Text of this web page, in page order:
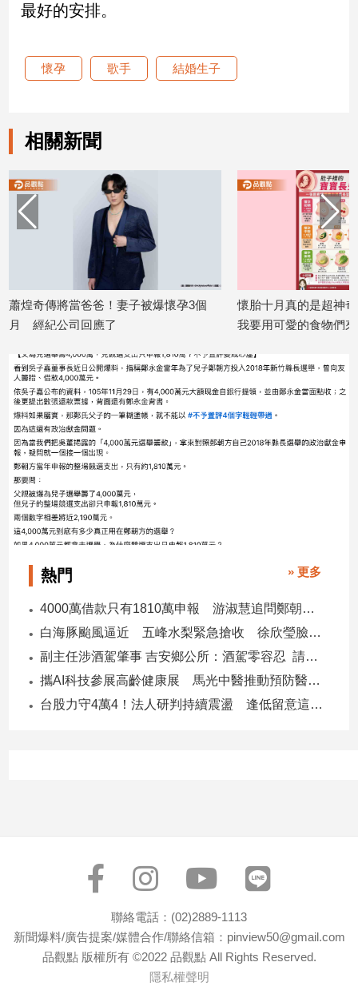
娛
聞
流
尚
建
築/
室
設
計
旅
遊/
美
食
星
座/
命
理
費
康/
感
最好的安排。
懷孕 歌手 結婚生子
相關新聞
子被爆懷孕3個
懷胎十月真的是超神奇的人生經歷 今天
我要用可愛的食物們來比喻「肚子裡的
2026/07/14
台
女
熱門 » 更多
4000萬借款只有1810萬申報 游淑慧追問鄭朝方：2190萬差額去哪了
白海豚颱風逼近 五峰水梨緊急搶收 徐欣瑩臉書急呼「搶救五峰水梨」
副主任涉酒駕肇事 吉安鄉公所：酒駕零容忍 請辭獲准
攜AI科技參展高齡健康展 馬光中醫推動預防醫學迎接長壽新經濟
台股力守4萬4！法人研判持續震盪 逢低留意這些族群
聯絡電話：(02)2889-1113
新聞爆料/廣告提案/媒體合作/聯絡信箱：pinview50@gmail.com
品觀點 版權所有 ©2022 品觀點 All Rights Reserved.
隱私權聲明